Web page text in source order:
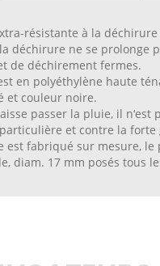
résistante à la
déchirure ne se prolonge
de déchirement fermes.
en polyéthylène haute
et couleur noire.
passer la pluie, il
et contre la forte
est fabriqué sur mesure,
diam. 17 mm posés tous